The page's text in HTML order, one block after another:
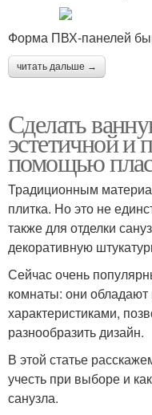
Форма ПВХ-панелей
читать дальше →
Сделать
эстетичной и
помощью
Традиционным
плитка. Но это не
также для отделки
декоративную
Сейчас очень
комнаты: они
характеристиками,
разнообразить дизайн.
В этой статье
учесть при выборе и
санузла.